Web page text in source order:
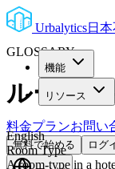
Urbalytics日
機能
リソース
料金プランお問い
無料で始める ログ
GLOSSARY
ルーム
English
Room Type
A room-type in a